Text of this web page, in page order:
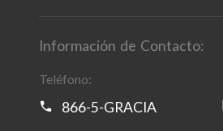
Información de Contacto:
Teléfono:
866-5-GRACIA